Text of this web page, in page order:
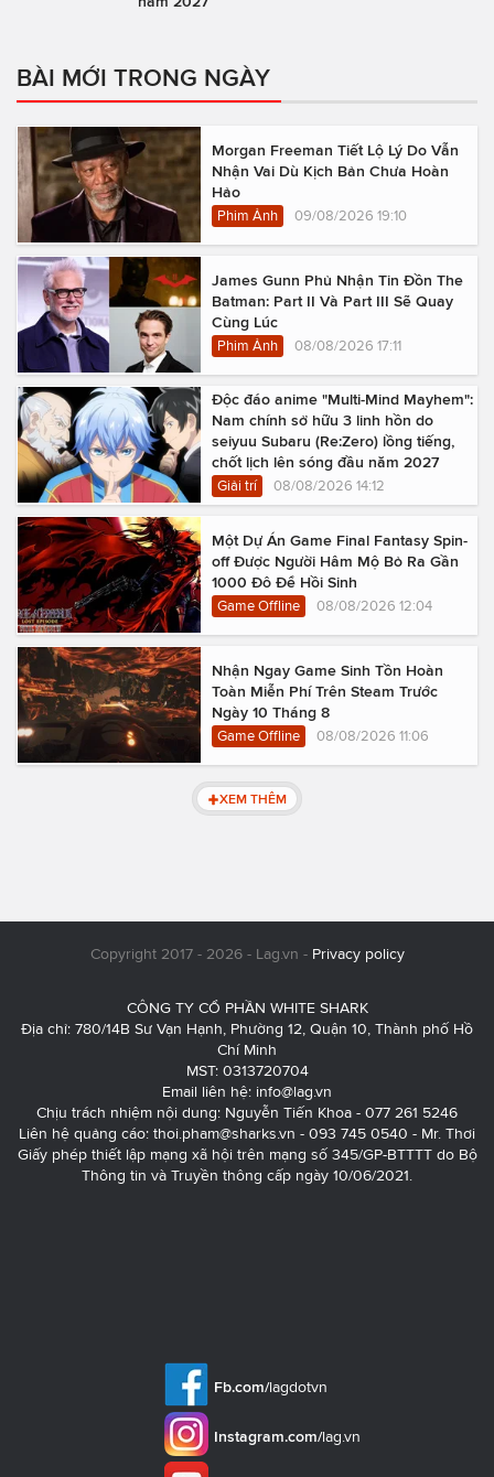
BÀI MỚI TRONG NGÀY
Morgan Freeman Tiết Lộ Lý Do Vẫn
Nhận Vai Dù Kịch Bản Chưa Hoàn
Hảo
Phim Ảnh 09/08/2026 19:10
James Gunn Phủ Nhận Tin Đồn The
Batman: Part II Và Part III Sẽ Quay
Cùng Lúc
Phim Ảnh 08/08/2026 17:11
Độc đáo anime "Multi-Mind Mayhem":
Nam chính sở hữu 3 linh hồn do
seiyuu Subaru (Re:Zero) lồng tiếng,
chốt lịch lên sóng đầu năm 2027
Giải trí 08/08/2026 14:12
Một Dự Án Game Final Fantasy Spin-
off Được Người Hâm Mộ Bỏ Ra Gần
1000 Đô Để Hồi Sinh
Game Offline 08/08/2026 12:04
Nhận Ngay Game Sinh Tồn Hoàn
Toàn Miễn Phí Trên Steam Trước
Ngày 10 Tháng 8
Game Offline 08/08/2026 11:06
XEM THÊM
Copyright 2017 - 2026 - Lag.vn - Privacy policy
CÔNG TY CỔ PHẦN WHITE SHARK
Địa chỉ: 780/14B Sư Vạn Hạnh, Phường 12, Quận 10, Thành phố Hồ
Chí Minh
MST: 0313720704
Email liên hệ: info@lag.vn
Chịu trách nhiệm nội dung: Nguyễn Tiến Khoa - 077 261 5246
Liên hệ quảng cáo: thoi.pham@sharks.vn - 093 745 0540 - Mr. Thơi
Giấy phép thiết lập mạng xã hội trên mạng số 345/GP-BTTTT do Bộ
Thông tin và Truyền thông cấp ngày 10/06/2021.
Fb.com/lagdotvn
Instagram.com/lag.vn